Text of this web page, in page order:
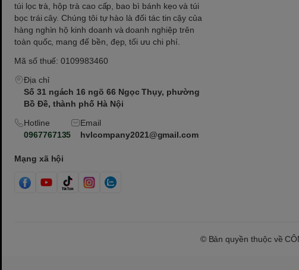
túi lọc trà, hộp trà cao cấp, bao bì bánh kẹo và túi
bọc trái cây. Chúng tôi tự hào là đối tác tin cậy của
hàng nghìn hộ kinh doanh và doanh nghiệp trên
toàn quốc, mang đế bền, đẹp, tối ưu chi phí.
Mã số thuế: 0109983460
Địa chỉ
Số 31 ngách 16 ngõ 66 Ngọc Thụy, phường
Bồ Đề, thành phố Hà Nội
Hotline
0967767135
Email
hvlcompany2021@gmail.com
Mạng xã hội
© Bản quyền thuộc về